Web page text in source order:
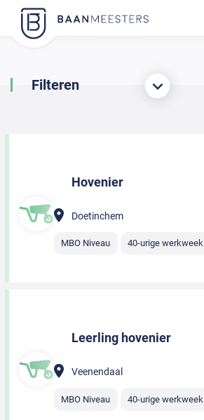
Filteren
Hovenier
Doetinchem
MBO Niveau 40-urige werkweek
Leerling hovenier
Veenendaal
MBO Niveau 40-urige werkweek